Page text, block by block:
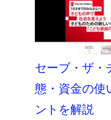
セーブ・ザ・
態・資金の使
ントを解説